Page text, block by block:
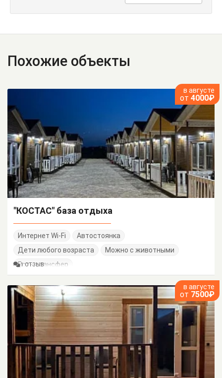
Похожие объекты
в августе
от 4000₽
"КОСТАС" база отдыха
Интернет Wi-Fi
Автостоянка
Дети любого возраста
Можно с животными
Есть трансфер
1 ОТЗЫВ
в августе
от 7500₽